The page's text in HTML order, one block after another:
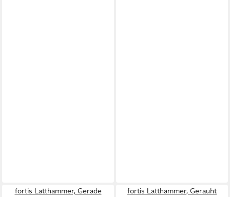
fortis Latthammer, Gerade
fortis Latthammer, Gerauht